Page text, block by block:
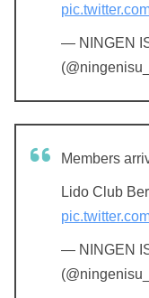
— NINGEN
Members
Lido Club
— NINGEN